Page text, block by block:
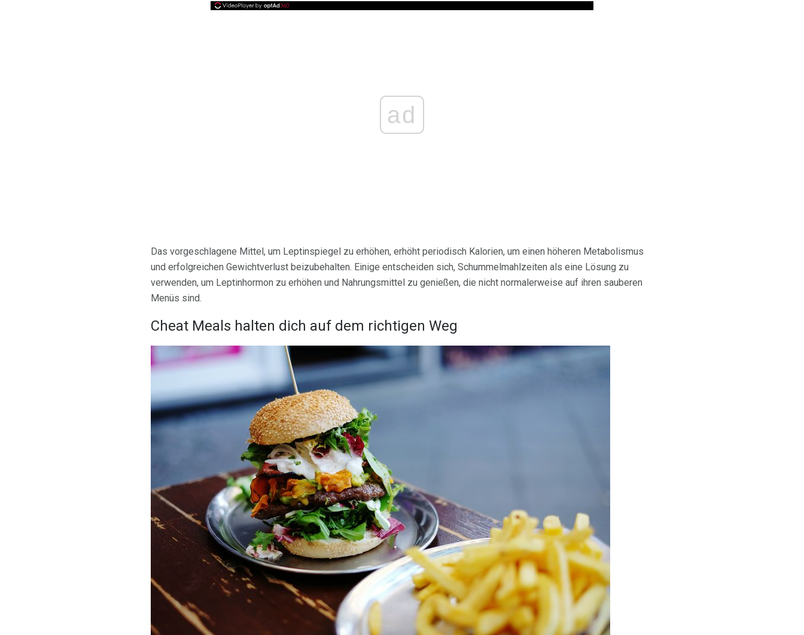
ad
Das vorgeschlagene Mittel, um Leptinspiegel zu erhöhen, erhöht periodisch Kalorien, um einen höheren Metabolismus
und erfolgreichen Gewichtverlust beizubehalten. Einige entscheiden sich, Schummelmahlzeiten als eine Lösung zu
verwenden, um Leptinhormon zu erhöhen und Nahrungsmittel zu genießen, die nicht normalerweise auf ihren sauberen
Menüs sind.
Cheat Meals halten dich auf dem richtigen Weg